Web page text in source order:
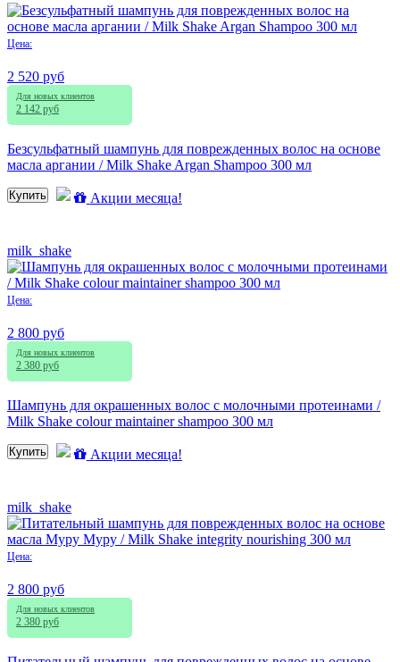
Цена:
2 520 руб
Для новых клиентов
2 142 руб
Безсульфатный шампунь для поврежденных волос на основе
масла аргании / Milk Shake Argan Shampoo 300 мл
Купить Акции месяца!
milk_shake
Цена:
2 800 руб
Для новых клиентов
2 380 руб
Шампунь для окрашенных волос с молочными протеинами /
Milk Shake colour maintainer shampoo 300 мл
Купить Акции месяца!
milk_shake
Цена:
2 800 руб
Для новых клиентов
2 380 руб